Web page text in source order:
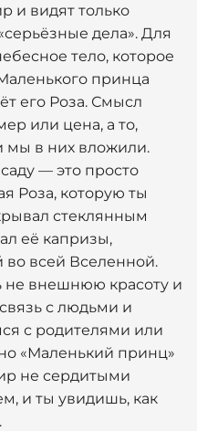
и видят только
дела». Для
тело, которое
принца
его Роза. Смысл
или цена, а то,
мы в них вложили.
— это просто
Роза, которую ты
стеклянным
её капризы,
во всей Вселенной.
не внешнюю красоту и
с людьми и
с родителями или
«Маленький принц»
не сердитыми
и ты увидишь, как